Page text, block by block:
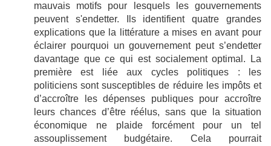
mauvais motifs pour lesquels les gouvernements
peuvent s'endetter. Ils identifient quatre grandes
explications que la littérature a mises en avant pour
éclairer pourquoi un gouvernement peut s’endetter
davantage que ce qui est socialement optimal. La
première est liée aux cycles politiques : les
politiciens sont susceptibles de réduire les impôts et
d’accroître les dépenses publiques pour accroître
leurs chances d’être réélus, sans que la situation
économique ne plaide forcément pour un tel
assouplissement budgétaire. Cela pourrait